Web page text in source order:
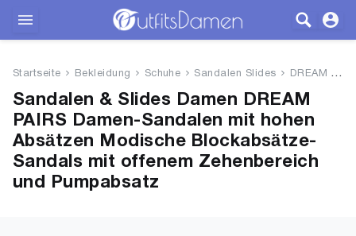
Bekleidung
Wäsche
Schuhe
Startseite Bekleidung Schuhe Sandalen Slides DREAM PAIRS Damen-Sandalen mit...
Sandalen & Slides Damen DREAM
PAIRS Damen-Sandalen mit hohen
Absätzen Modische Blockabsätze-
Sandals mit offenem Zehenbereich
und Pumpabsatz